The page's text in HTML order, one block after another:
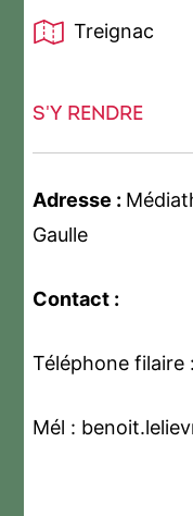
Treignac
S'Y RENDRE
Adresse :
Gaulle
Contact :
Téléphone filaire
Mél :